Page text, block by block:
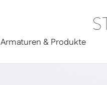
Armaturen & Produkte